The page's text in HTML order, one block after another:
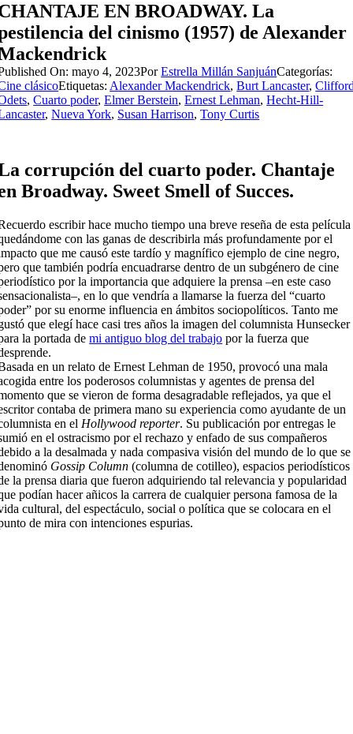
EN BROADWAY. La
del cinismo (1957) de Alexander
On: mayo 4, 2023PorEstrella Millán SanjuánCategorías:
clásicoEtiquetas: Alexander Mackendrick,Burt Lancaster,
,Cuarto poder,Elmer Berstein,Ernest Lehman,Hecht-Hill-
,Nueva York, Susan Harrison,Tony Curtis
corrupción del cuarto poder. Chantaje
Broadway. Sweet Smell of Succes.
escribir hace mucho tiempo una breve reseña de esta película
con las ganas de describirla más profundamente por el
que me causó este tardío y magnífico ejemplo de cine negro,
que también podría encuadrarse dentro de un subgénero de cine
por la importancia que adquiere la prensa –en este caso
en lo que vendría a llamarse la fuerza del “cuarto
por su enorme influencia en ámbitos sociopolíticos. Tanto me
que elegí hace casi tres años la imagen del columnista Hunsecker
la portada demi antiguo blog del trabajo por la fuerza que
en un relato de Ernest Lehman de 1950, provocó una mala
entre los poderosos columnistas y agentes de prensa del
que se vieron de forma desagradable reflejados, ya que el
contaba de primera mano su experiencia como ayudante de un
en el Hollywood reporter. Su publicación por entregas le
en el ostracismo por el rechazo y enfado de sus compañeros
a la desalmada y nada compasiva visión del mundo de lo que se
Gossip Column (columna de cotilleo), espacios periodísticos
la prensa diaria que fueron adquiriendo tal relevancia y popularidad
podían hacer añicos la carrera de cualquier persona famosa de la
cultural, del espectáculo, social o política que se colocara en el
de mira con intenciones espurias.